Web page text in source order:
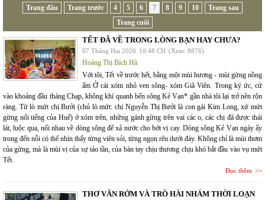
Trang đầu Trang trước 4 5 6 7 8 9 10
Trang sau
Trang cuối
TẾT ĐÃ VỀ TRONG LÒNG BẠN HAY CHƯA?
07 Tháng Hai 2026 10:48 CH (Xem: 8876)
Hoàng Thị Bích Hà
Với tôi, Tết về trước hết, bằng một mùi hương - mùi gừng nồng
ấm Ở cái xóm nhỏ ven sông- xóm Giã Viên. Trong ký ức, cứ
vào khoảng đầu tháng Chạp, không khí quanh bến sông Kẻ Vạn* gần nhà tôi lại trở nên rộn
ràng. Từ lò mứt chị Bưởi (chủ lò mứt: chị Nguyễn Thị Bưởi là con gái Kim Long, xứ mứt
gừng nổi tiếng của Huế) ở xóm trên, những gánh gừng trên vai các o, các chị đã được thái
lát, luộc qua, nối nhau về dòng sông để xả nước cho bớt vị cay. Dòng sông Kẻ Vạn ngày ấy
trong đến nỗi có thể nhìn thấy từng viên sỏi, từng ngọn rêu dưới đáy. Không chỉ là mùi thơm
của gừng, mà là mùi vị của sự tảo tần, của bàn tay chịu thương chịu khó bắt đầu vào vụ mứt
Tết.
Đọc thêm
THƠ VĂN RỞM VÀ TRÒ HÀI NHẢM THỜI LOẠN